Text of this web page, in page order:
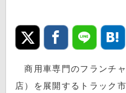
商用車専門のフランチ
店）を展開するトラック